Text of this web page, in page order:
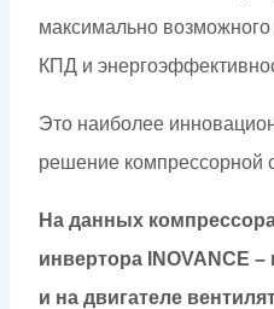
максимально
КПД и
Это наиболее
решение компрессорной
На данных
инвертора INOVANCE
и на двигателе